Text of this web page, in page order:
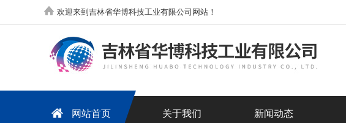
欢迎来到吉林省华博科技工业有限公司网站！
网站首页 关于我们 新闻动态